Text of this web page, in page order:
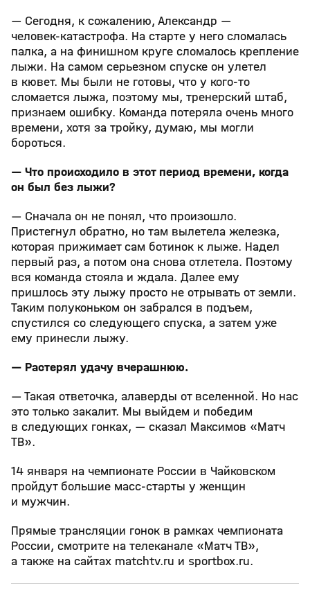
— Сегодня, к сожалению, Александр —
человек‑катастрофа. На старте у него сломалась
палка, а на финишном круге сломалось крепление
лыжи. На самом серьезном спуске он улетел
в кювет. Мы были не готовы, что у кого‑то
сломается лыжа, поэтому мы, тренерский штаб,
признаем ошибку. Команда потеряла очень много
времени, хотя за тройку, думаю, мы могли
бороться.
— Что происходило в этот период времени, когда
он был без лыжи?
— Сначала он не понял, что произошло.
Пристегнул обратно, но там вылетела железка,
которая прижимает сам ботинок к лыже. Надел
первый раз, а потом она снова отлетела. Поэтому
вся команда стояла и ждала. Далее ему
пришлось эту лыжу просто не отрывать от земли.
Таким полуконьком он забрался в подъем,
спустился со следующего спуска, а затем уже
ему принесли лыжу.
— Растерял удачу вчерашнюю.
— Такая ответочка, алаверды от вселенной. Но нас
это только закалит. Мы выйдем и победим
в следующих гонках, — сказал Максимов «Матч
ТВ».
14 января на чемпионате России в Чайковском
пройдут большие масс‑старты у женщин
и мужчин.
Прямые трансляции гонок в рамках чемпионата
России, смотрите на телеканале «Матч ТВ»,
а также на сайтах matchtv.ru и sportbox.ru.